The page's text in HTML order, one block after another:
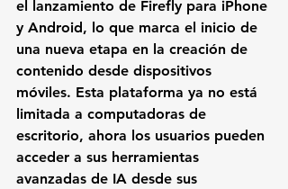
el lanzamiento de Firefly para iPhone
y Android, lo que marca el inicio de
una nueva etapa en la creación de
contenido desde dispositivos
móviles. Esta plataforma ya no está
limitada a computadoras de
escritorio, ahora los usuarios pueden
acceder a sus herramientas
avanzadas de IA desde sus